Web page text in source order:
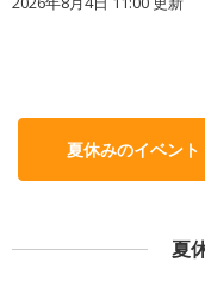
夏休みのイベン
夏